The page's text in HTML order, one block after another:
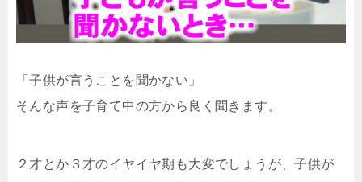
「子供が言うことを聞かない」
そんな声を子育て中の方から良く聞きます。
２才とか３才のイヤイヤ期も大変でしょうが、子供が